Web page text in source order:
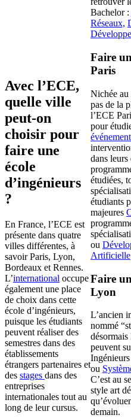
Avec l’ECE,
quelle ville
peut-on
choisir pour
faire une
école
d’ingénieurs
?
En France, l’ECE est
présente dans quatre
villes différentes, à
savoir Paris, Lyon,
Bordeaux et Rennes.
L’international occupe
également une place
de choix dans cette
école d’ingénieurs,
puisque les étudiants
peuvent réaliser des
semestres dans des
établissements
étrangers partenaires et
des stages dans des
entreprises
internationales tout au
long de leur cursus.
Bachelor :
Réseaux,
Faire
Paris
Nichée
pas de la
l’ECE
pour
dans
étudiées,
étudiants
majeures
ou
Artificielle
Faire
Lyon
L’ancien
nommé
peuvent
ou
C’est au
style art
demain.